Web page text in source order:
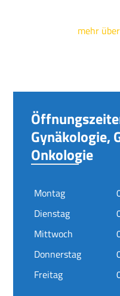
mehr
Gynäkologie,
Onkologie
Montag
Dienstag
Mittwoch
Donnerstag
Freitag